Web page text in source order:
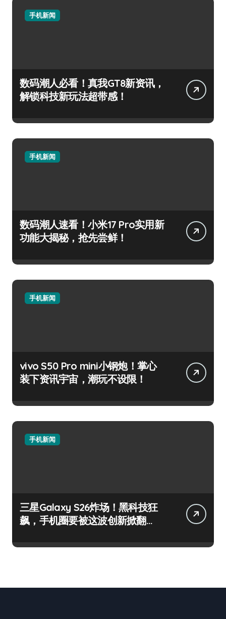
手机新闻
数码潮人必看！真我GT8新资讯，
解锁科技新玩法超带感！
手机新闻
数码潮人速看！小米17 Pro实用新
功能大揭秘，抢先尝鲜！
手机新闻
vivo S50 Pro mini小钢炮！掌心
装下资讯宇宙，潮玩不设限！
手机新闻
三星Galaxy S26炸场！黑科技狂
飙，手机圈要被这波创新掀翻